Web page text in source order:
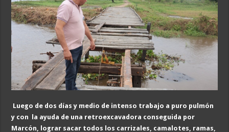
Luego de dos días y medio de intenso trabajo a puro pulmón
y con la ayuda de una retroexcavadora conseguida por
Marcón, lograr sacar todos los carrizales, camalotes, ramas,